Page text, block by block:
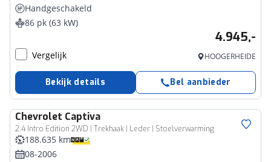
Handgeschakeld
86 pk (63 kW)
4.945,-
Vergelijk HOOGERHEIDE
Bekijk details Bel aanbieder
Chevrolet Captiva
2.4 Intro Edition 2WD | Trekhaak | Leder | Stoelverwarming
188.635 km
08-2006